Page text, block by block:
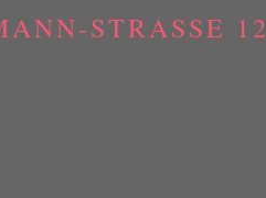
STRASSE 12A